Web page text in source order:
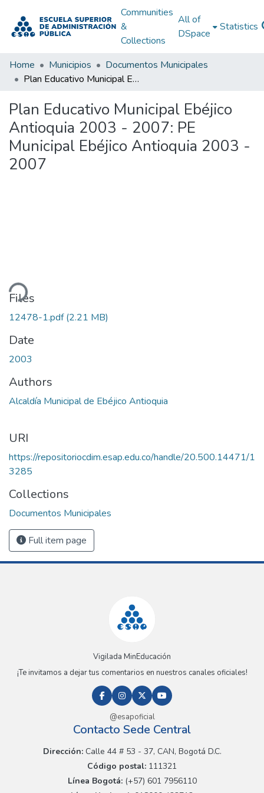
Communities
&
Collections
All of
DSpace
Statistics
Home Municipios
Documentos Municipales
Plan Educativo Municipal Ebéjico Antioquia 2003 - 2007: PE Municipal Ebéjico Antioquia 2003 - 2007
Plan Educativo Municipal Ebéjico
Antioquia 2003 - 2007: PE
Municipal Ebéjico Antioquia 2003 -
2007
Files
12478-1.pdf(2.21 MB)
Date
2003
Authors
Alcaldía Municipal de Ebéjico Antioquia
URI
https://repositoriocdim.esap.edu.co/handle/20.500.14471/1
3285
Collections
Documentos Municipales
Full item page
Vigilada MinEducación
¡Te invitamos a dejar tus comentarios en nuestros canales oficiales!
@esapoficial
Contacto Sede Central
Dirección:Calle 44 # 53 - 37, CAN, Bogotá D.C.
Código postal: 111321
Línea Bogotá:(+57) 601 7956110